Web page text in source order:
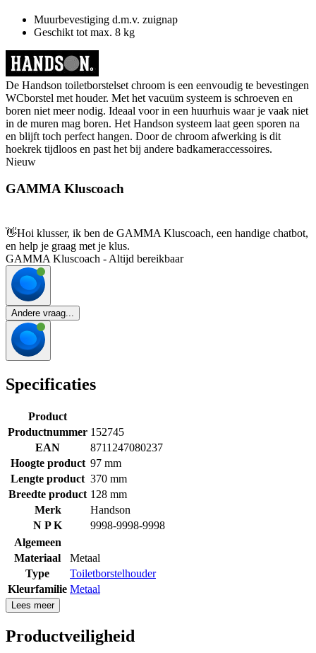
Muurbevestiging d.m.v. zuignap
Geschikt tot max. 8 kg
De Handson toiletborstelset chroom is een eenvoudig te bevestingen
WCborstel met houder. Met het vacuüm systeem is schroeven en
boren niet meer nodig. Ideaal voor in een huurhuis waar je vaak niet
in de muren mag boren. Het Handson systeem laat geen sporen na
en blijft toch perfect hangen. Door de chroom afwerking is dit
hoekrek tijdloos en past het bij andere badkameraccessoires.
Nieuw
GAMMA Kluscoach
👋Hoi klusser, ik ben de GAMMA Kluscoach, een handige chatbot,
en help je graag met je klus.
GAMMA Kluscoach - Altijd bereikbaar
Andere vraag...
Specificaties
Product
Productnummer 152745
EAN
8711247080237
Hoogte product 97 mm
Lengte product 370 mm
Breedte product 128 mm
Merk
Handson
N P K
9998-9998-9998
Algemeen
Materiaal
Metaal
Type
Toiletborstelhouder
Kleurfamilie Metaal
Lees meer
Productveiligheid